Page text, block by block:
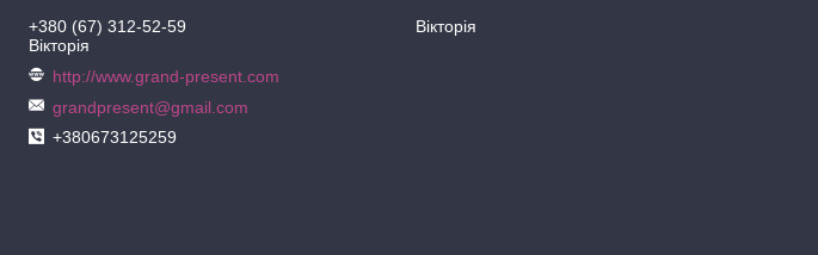
+380 (67) 312-52-59
Вікторія
http://www.grand-present.com
grandpresent@gmail.com
+380673125259
Вікторія